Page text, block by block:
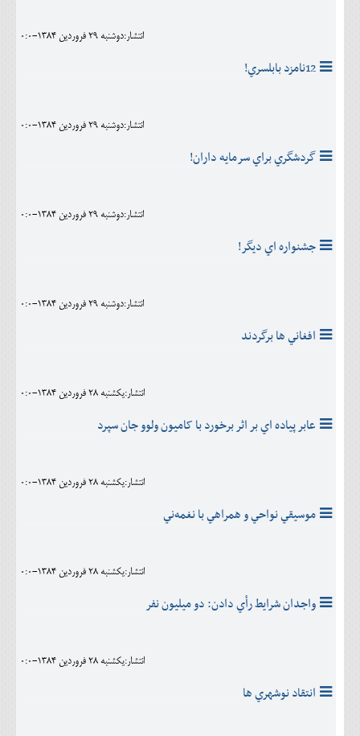
انتشار:دوشنبه 29 فروردين 1384-0:0
12نامزد بابلسري!
انتشار:دوشنبه 29 فروردين 1384-0:0
گردشگري براي سرمايه داران!
انتشار:دوشنبه 29 فروردين 1384-0:0
جشنواره اي ديگر!
انتشار:دوشنبه 29 فروردين 1384-0:0
افغاني ها برگردند
انتشار:يکشنبه 28 فروردين 1384-0:0
عابر پياده اي بر اثر برخورد با کاميون ولوو جان سپرد
انتشار:يکشنبه 28 فروردين 1384-0:0
موسيقي‌ نواحي‌ و همراهي‌ با نغمه‌ني‌
انتشار:يکشنبه 28 فروردين 1384-0:0
واجدان شرايط رأي دادن: دو ميليون نفر
انتشار:يکشنبه 28 فروردين 1384-0:0
انتقاد نوشهري ها